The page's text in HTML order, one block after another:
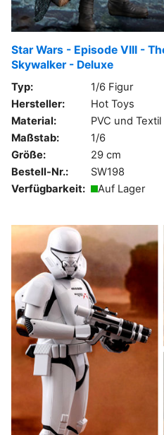
Star Wars - Episode VIII -
Skywalker - Deluxe
Typ:
1/6 Figur
Hersteller:
Hot Toys
Material:
PVC und Textil
Maßstab:
1/6
Größe:
29 cm
Bestell-Nr.:
SW198
Verfügbarkeit:
Auf Lager